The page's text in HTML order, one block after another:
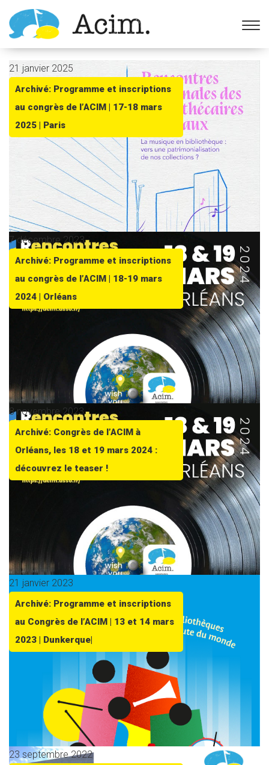
Ouvrir la barre d’outils
21 janvier 2025
Archivé: Programme et inscriptions
au congrès de l’ACIM | 17-18 mars
2025 | Paris
7 décembre 2023
Archivé: Programme et inscriptions
au congrès de l’ACIM | 18-19 mars
2024 | Orléans
8 novembre 2023
Archivé: Congrès de l’ACIM à
Orléans, les 18 et 19 mars 2024 :
découvrez le teaser !
21 janvier 2023
Archivé: Programme et inscriptions
au Congrès de l’ACIM | 13 et 14 mars
2023 | Dunkerque|
23 septembre 2022